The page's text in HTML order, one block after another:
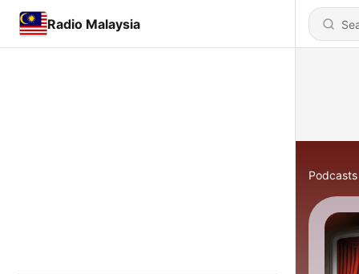
Radio Malaysia
Podcasts